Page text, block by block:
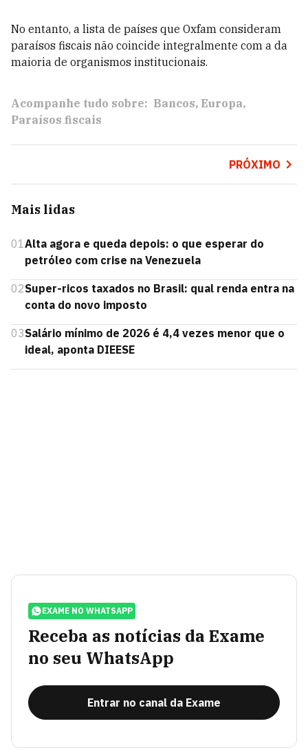
No entanto, a lista de países que Oxfam consideram
paraísos fiscais não coincide integralmente com a da
maioria de organismos institucionais.
Acompanhe tudo sobre: Bancos Europa
Paraísos fiscais
PRÓXIMO
Mais lidas
01Alta agora e queda depois: o que esperar do
petróleo com crise na Venezuela
02Super-ricos taxados no Brasil: qual renda entra na
conta do novo imposto
03Salário mínimo de 2026 é 4,4 vezes menor que o
ideal, aponta DIEESE
EXAME NO WHATSAPP
Receba as notícias da Exame
no seu WhatsApp
Entrar no canal da Exame